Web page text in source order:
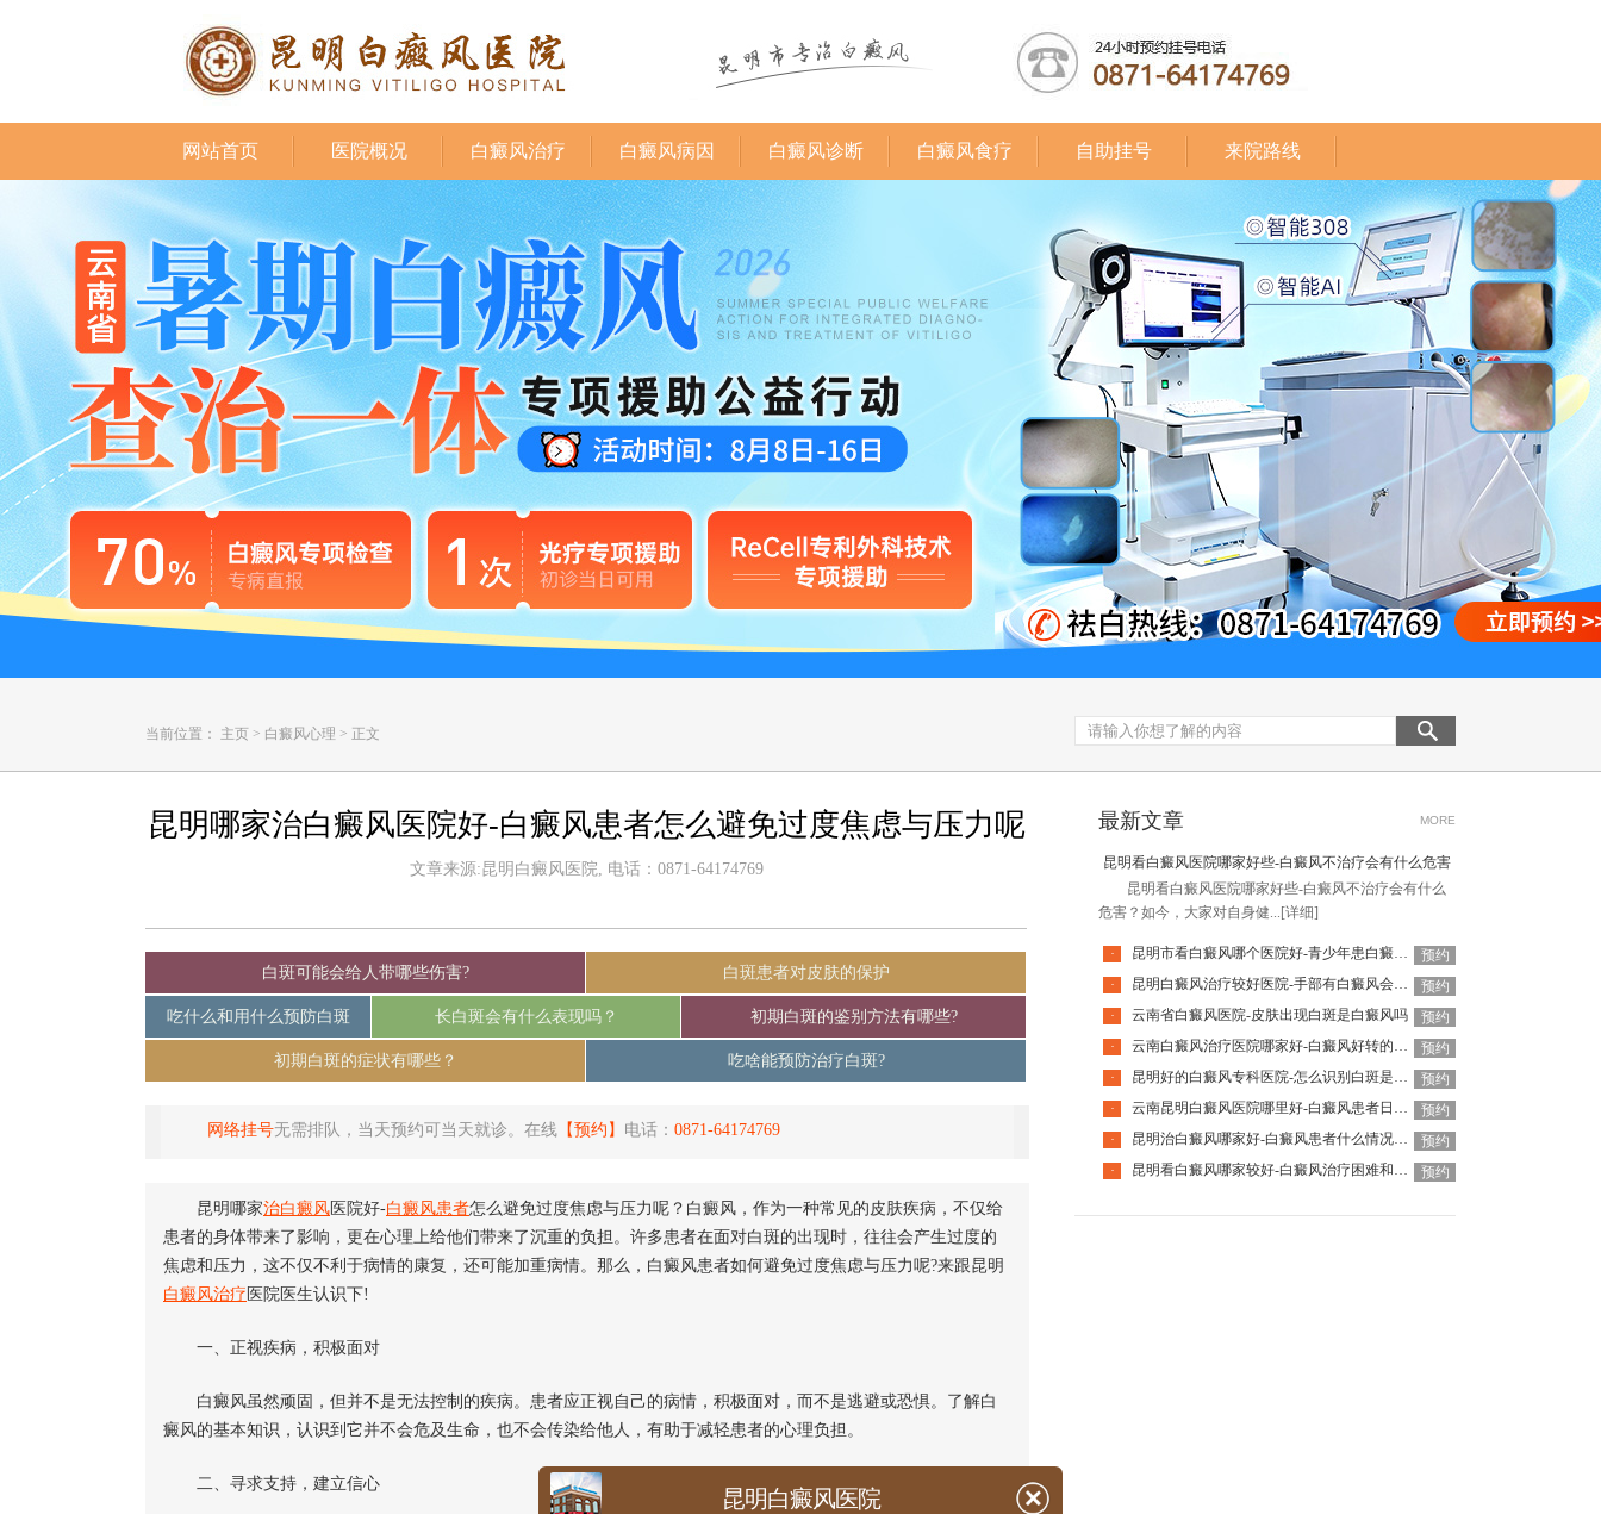
网站首页 医院概况 白癜风治疗 白癜风病因 白癜风诊断 白癜风食疗 自助挂号 来院路线
当前位置： 主页 > 白癜风心理 > 正文
昆明哪家治白癜风医院好-白癜风患者怎么避免过度焦虑与压力呢
文章来源:昆明白癜风医院, 电话：0871-64174769
白斑可能会给人带哪些伤害? 白斑患者对皮肤的保护
吃什么和用什么预防白斑 长白斑会有什么表现吗？ 初期白斑的鉴别方法有哪些?
初期白斑的症状有哪些？ 吃啥能预防治疗白斑?
网络挂号无需排队，当天预约可当天就诊。在线 【预约】 电话： 0871-64174769
昆明哪家治白癜风 医院好-白癜风患者怎么避免过度焦虑与压力呢？白癜风，作为一种常见的皮肤疾病，不仅给
患者的身体带来了影响，更在心理上给他们带来了沉重的负担。许多患者在面对白斑的出现时，往往会产生过度的
焦虑和压力，这不仅不利于病情的康复，还可能加重病情。那么，白癜风患者如何避免过度焦虑与压力呢?来跟昆明
白癜风治疗 医院医生认识下!
一、正视疾病，积极面对
白癜风虽然顽固，但并不是无法控制的疾病。患者应正视自己的病情，积极面对，而不是逃避或恐惧。了解白
癜风的基本知识，认识到它并不会危及生命，也不会传染给他人，有助于减轻患者的心理负担。
二、寻求支持，建立信心
最新文章 MORE
昆明看白癜风医院哪家好些-白癜风不治疗会有什么危害
昆明看白癜风医院哪家好些-白癜风不治疗会有什么
危害？如今，大家对自身健... [详细]
· 昆明市看白癜风哪个医院好-青少年患白癜风怎么治疗效果好呢
预约
·
昆明白癜风治疗较好医院-手部有白癜风会有什么危害呢
预约
·
云南省白癜风医院-皮肤出现白斑是白癜风吗
预约
·
云南白癜风治疗医院哪家好-白癜风好转的关键是什么
预约
·
昆明好的白癜风专科医院-怎么识别白斑是不是白癜风呢
预约
·
云南昆明白癜风医院哪里好-白癜风患者日常该怎么去护理
预约
·
昆明治白癜风哪家好-白癜风患者什么情况下可以手术治疗呢
预约
·
昆明看白癜风哪家较好-白癜风治疗困难和什么有关呢 预约
昆明白癜风医院